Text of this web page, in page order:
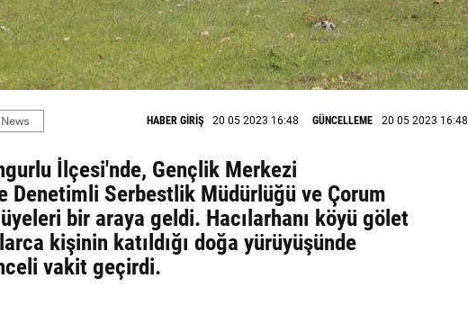
HABER GİRİŞ 20 05 2023 16:48 GÜNCELLEME 20 05 2023 16:48
İlçesi'nde, Gençlik Merkezi
Denetimli Serbestlik Müdürlüğü ve Çorum
bir araya geldi. Hacılarhanı köyü gölet
kişinin katıldığı doğa yürüyüşünde
vakit geçirdi.